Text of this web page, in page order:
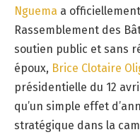
Nguema a
Rassemblement des
soutien public et sans
époux, Brice Clotaire
présidentielle du 12
qu’un simple effet
stratégique dans la